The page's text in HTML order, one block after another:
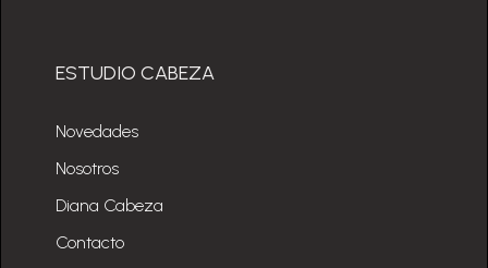
ESTUDIO CABEZA
Novedades
Nosotros
Diana Cabeza
Contacto